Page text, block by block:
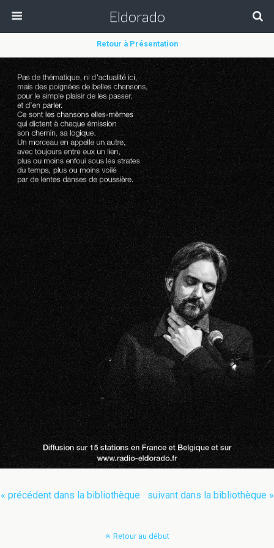
Eldorado
Retour à Présentation
« précédent dans la bibliothèque suivant dans la bibliothèque »
Retour au début